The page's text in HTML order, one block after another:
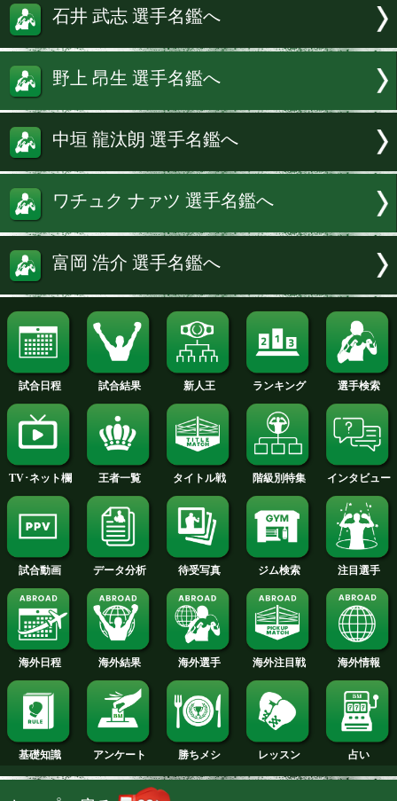
試合速報・勝ち予想結果へ
桑原 拓 選手名鑑へ
石井 武志 選手名鑑へ
野上 昂生 選手名鑑へ
中垣 龍汰朗 選手名鑑へ
ワチュク ナァツ 選手名鑑へ
富岡 浩介 選手名鑑へ
試合日程 試合結果 新人王 ランキング